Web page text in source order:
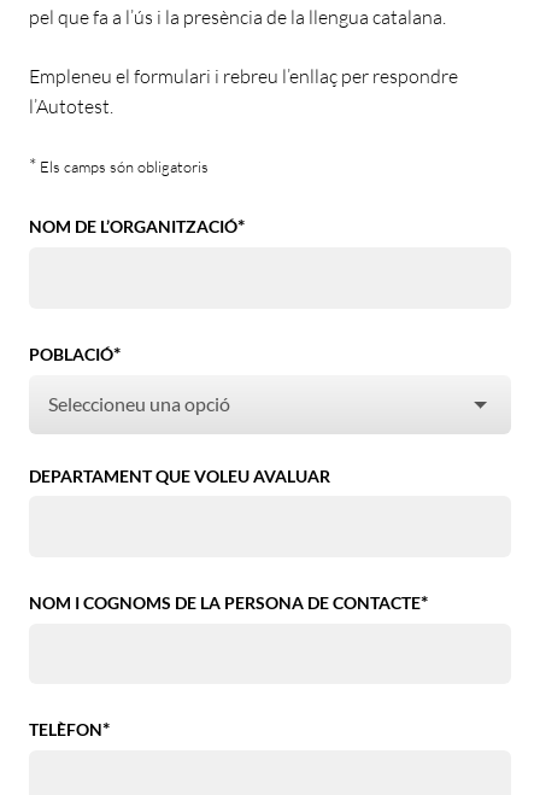
pel que fa a l’ús i la presència de la llengua catalana.
Empleneu el formulari i rebreu l’enllaç per respondre
l’Autotest.
* Els camps són obligatoris
NOM DE L’ORGANITZACIÓ*
POBLACIÓ*
DEPARTAMENT QUE VOLEU AVALUAR
NOM I COGNOMS DE LA PERSONA DE CONTACTE*
TELÈFON*